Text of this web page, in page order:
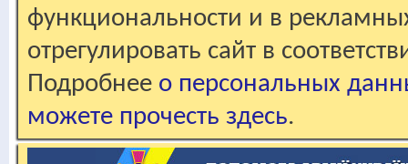
функциональности и в
отрегулировать сайт в
Подробнее о персональных
можете прочесть здесь.